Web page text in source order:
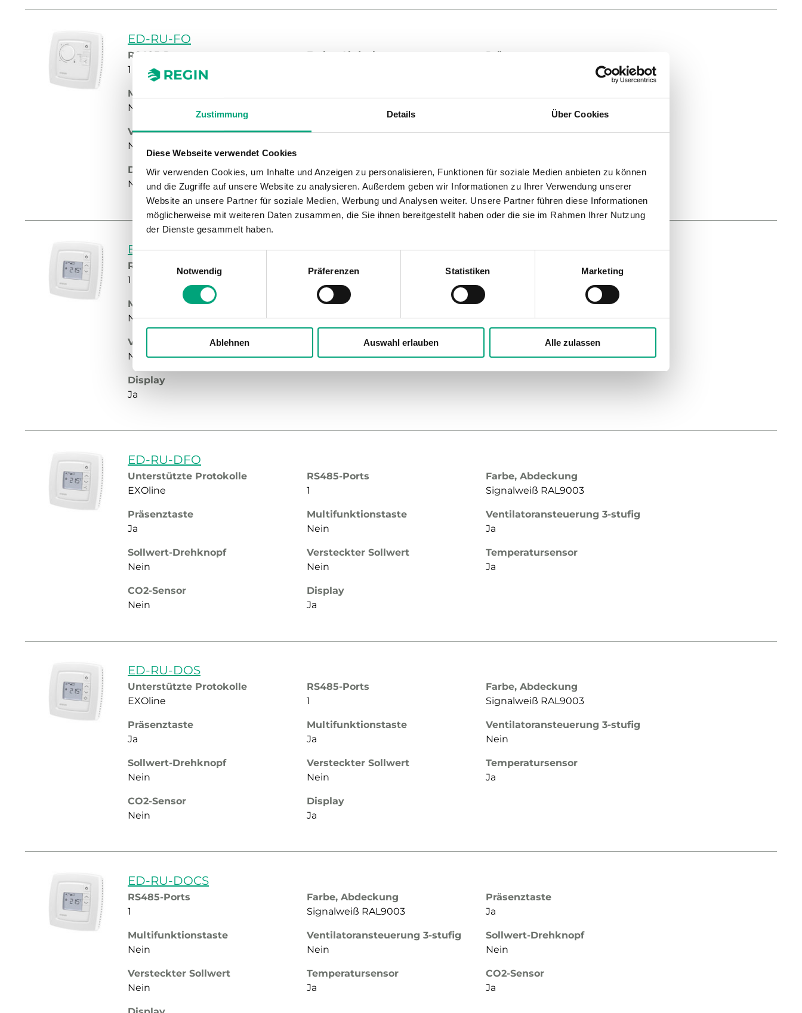
Zustimmung Details Über Cookies
Diese Webseite verwendet Cookies
Wir verwenden Cookies, um Inhalte und Anzeigen zu personalisieren, Funktionen für soziale Medien anbieten zu können
und die Zugriffe auf unsere Website zu analysieren. Außerdem geben wir Informationen zu Ihrer Verwendung unserer
Website an unsere Partner für soziale Medien, Werbung und Analysen weiter. Unsere Partner führen diese Informationen
möglicherweise mit weiteren Daten zusammen, die Sie ihnen bereitgestellt haben oder die sie im Rahmen Ihrer Nutzung
der Dienste gesammelt haben.
Einwilligungsauswahl
Notwendig
Präferenzen Statistiken Marketing
Ablehnen Auswahl erlauben Alle zulassen
ED-RU-FO
RS485-Ports
1
Farbe, Abdeckung
Präsenztaste
Multifunktionstaste
Nein
Versteckter Sollwert
Nein
Temperatursensor
CO2-Sensor
Display
Nein
ED-RU-DO
RS485-Ports
1
Farbe, Abdeckung
Multifunktionstaste
Nein
Ventilatoransteuerung 3-stufig
Nein
Nein
Versteckter Sollwert
Nein
Temperatursensor
Ja
Nein
Display
Ja
ED-RU-DFO
Unterstützte Protokolle
EXOline
RS485-Ports
1
Farbe, Abdeckung
Signalweiß RAL9003
Präsenztaste
Ja
Multifunktionstaste
Nein
Ventilatoransteuerung 3-stufig
Ja
Sollwert-Drehknopf
Nein
Versteckter Sollwert
Nein
Temperatursensor
Ja
CO2-Sensor
Nein
Display
Ja
ED-RU-DOS
Unterstützte Protokolle
EXOline
RS485-Ports
1
Farbe, Abdeckung
Signalweiß RAL9003
Präsenztaste
Ja
Multifunktionstaste
Ja
Ventilatoransteuerung 3-stufig
Nein
Sollwert-Drehknopf
Nein
Versteckter Sollwert
Nein
Temperatursensor
Ja
CO2-Sensor
Nein
Display
Ja
ED-RU-DOCS
RS485-Ports
1
Farbe, Abdeckung
Signalweiß RAL9003
Präsenztaste
Ja
Multifunktionstaste
Nein
Ventilatoransteuerung 3-stufig
Nein
Sollwert-Drehknopf
Nein
Versteckter Sollwert
Nein
Temperatursensor
Ja
CO2-Sensor
Ja